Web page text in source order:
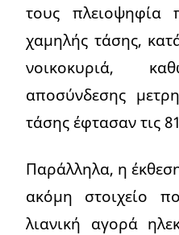
τους πλειοψηφία
χαμηλής τάσης,
νοικοκυριά,
αποσύνδεσης
τάσης έφτασαν τις
Παράλληλα, η
ακόμη στοιχείο
λιανική αγορά